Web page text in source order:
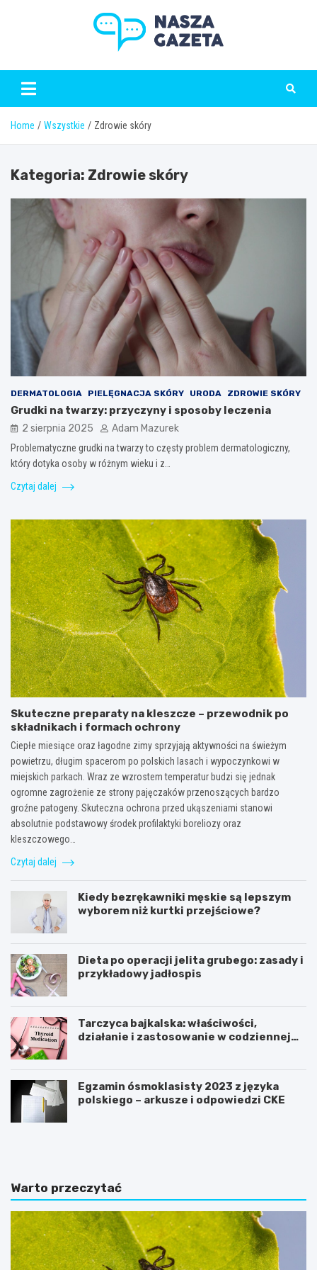
naszagazeta.pl
Home Wszystkie Zdrowie skóry
Kategoria: Zdrowie skóry
DERMATOLOGIA PIELĘGNACJA SKÓRY URODA ZDROWIE SKÓRY
Grudki na twarzy: przyczyny i sposoby leczenia
2 sierpnia 2025 Adam Mazurek
Problematyczne grudki na twarzy to częsty problem dermatologiczny,
który dotyka osoby w różnym wieku i z…
Czytaj dalej
Skuteczne preparaty na kleszcze – przewodnik po
składnikach i formach ochrony
Ciepłe miesiące oraz łagodne zimy sprzyjają aktywności na świeżym
powietrzu, długim spacerom po polskich lasach i wypoczynkowi w
miejskich parkach. Wraz ze wzrostem temperatur budzi się jednak
ogromne zagrożenie ze strony pajęczaków przenoszących bardzo
groźne patogeny. Skuteczna ochrona przed ukąszeniami stanowi
absolutnie podstawowy środek profilaktyki boreliozy oraz
kleszczowego…
Czytaj dalej
Kiedy bezrękawniki męskie są lepszym
wyborem niż kurtki przejściowe?
Dieta po operacji jelita grubego: zasady i
przykładowy jadłospis
Tarczyca bajkalska: właściwości,
działanie i zastosowanie w codziennej
Egzamin ósmoklasisty 2023 z języka
polskiego – arkusze i odpowiedzi CKE
C
ć
ż
e
b
y
n
J
c
h
u
d
z
a
Warto przeczytać